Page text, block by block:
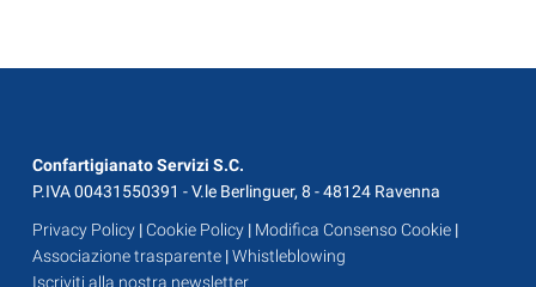
Confartigianato Servizi S.C.
P.IVA 00431550391 - V.le Berlinguer, 8 - 48124 Ravenna
Privacy Policy |Cookie Policy | Modifica Consenso Cookie |
Associazione trasparente |Whistleblowing
Iscriviti alla nostra newsletter